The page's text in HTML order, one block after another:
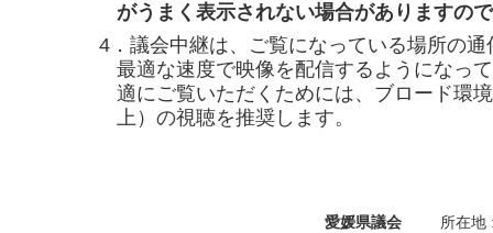
がうまく表示されない場合がありますの
4．議会中継は、ご覧になっている場所の
最適な速度で映像を配信するようになっ
適にご覧いただくためには、ブロード環
上）の視聴を推奨します。
愛媛県議会
所在地